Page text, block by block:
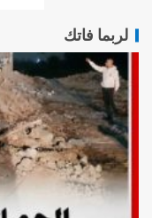
لربما فاتك